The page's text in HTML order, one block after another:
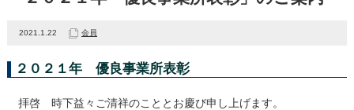
2021.1.22 会員
２０２１年 優良事業所表彰
拝啓 時下益々ご清祥のこととお慶び申し上げます。